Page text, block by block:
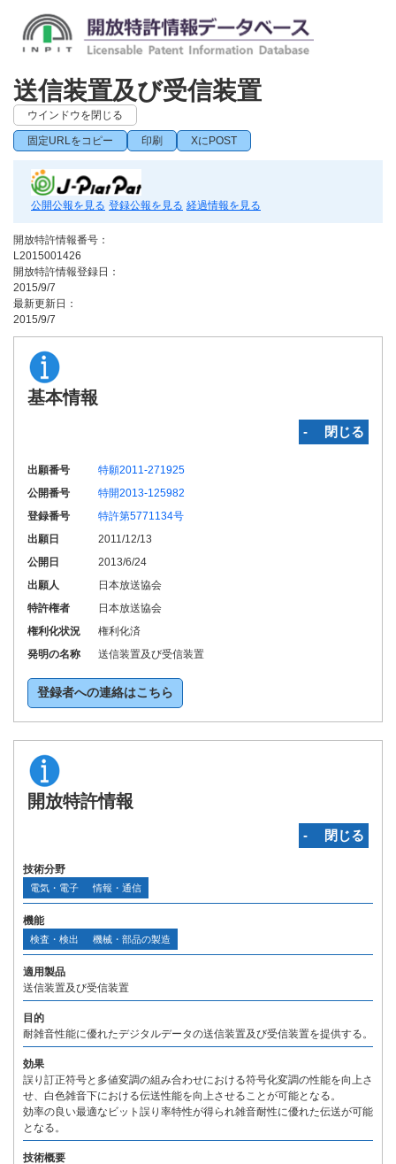
送信装置及び受信装置
ウインドウを閉じる
固定URLをコピー 印刷 XにPOST
公開公報を見る 登録公報を見る 経過情報を見る
開放特許情報番号：
L2015001426
開放特許情報登録日：
2015/9/7
最新更新日：
2015/9/7
基本情報
‐ 閉じる
出願番号
特願2011-271925
公開番号
特開2013-125982
登録番号
特許第5771134号
出願日
2011/12/13
公開日
2013/6/24
出願人
日本放送協会
特許権者
日本放送協会
権利化状況
権利化済
発明の名称
送信装置及び受信装置
登録者への連絡はこちら
開放特許情報
‐ 閉じる
技術分野
電気・電子 情報・通信
機能
検査・検出 機械・部品の製造
適用製品
送信装置及び受信装置
目的
耐雑音性能に優れたデジタルデータの送信装置及び受信装置を提供する。
効果
誤り訂正符号と多値変調の組み合わせにおける符号化変調の性能を向上さ
せ、白色雑音下における伝送性能を向上させることが可能となる。
効率の良い最適なビット誤り率特性が得られ雑音耐性に優れた伝送が可能
となる。
技術概要